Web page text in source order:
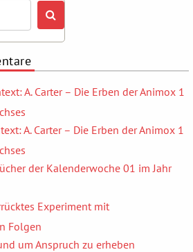
A. Carter – Die Erben der Animox 1
A. Carter – Die Erben der Animox 1
der Kalenderwoche 01 im Jahr
Experiment mit
Folgen
um Anspruch zu erheben